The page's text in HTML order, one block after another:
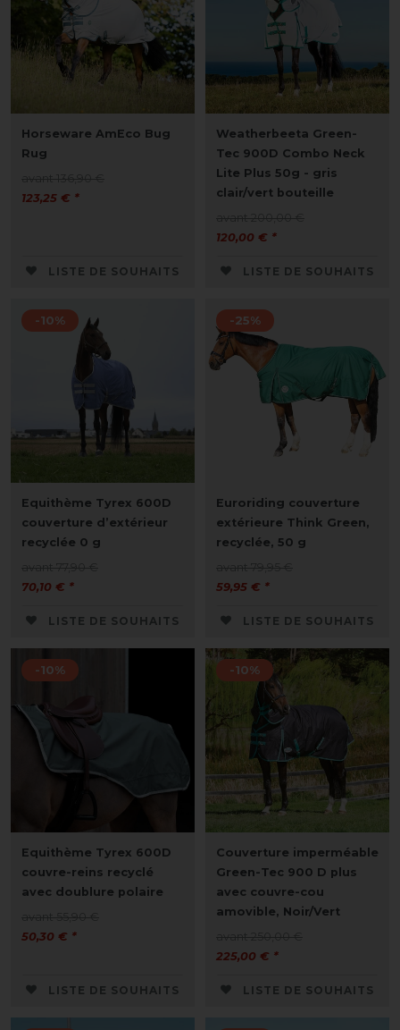
Horseware AmEco Bug
Rug
123,25 € *
LISTE DE SOUHAITS
Weatherbeeta Green-
Tec 900D Combo Neck
Lite Plus 50g - gris
clair/vert bouteille
120,00 € *
LISTE DE SOUHAITS
-10%
Equithème Tyrex 600D
couverture d’extérieur
recyclée 0 g
70,10 € *
LISTE DE SOUHAITS
-25%
Euroriding couverture
extérieure Think Green,
recyclée, 50 g
59,95 € *
LISTE DE SOUHAITS
-10%
Equithème Tyrex 600D
couvre-reins recyclé
avec doublure polaire
50,30 € *
LISTE DE SOUHAITS
-10%
Couverture imperméable
Green-Tec 900 D plus
avec couvre-cou
amovible, Noir/Vert
225,00 € *
LISTE DE SOUHAITS